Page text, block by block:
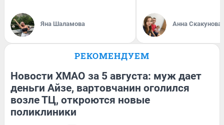
Яна Шаламова Анна Скакунова
РЕКОМЕНДУЕМ
Новости ХМАО за 5 августа: муж дает
деньги Айзе, вартовчанин оголился
возле ТЦ, откроются новые
поликлиники